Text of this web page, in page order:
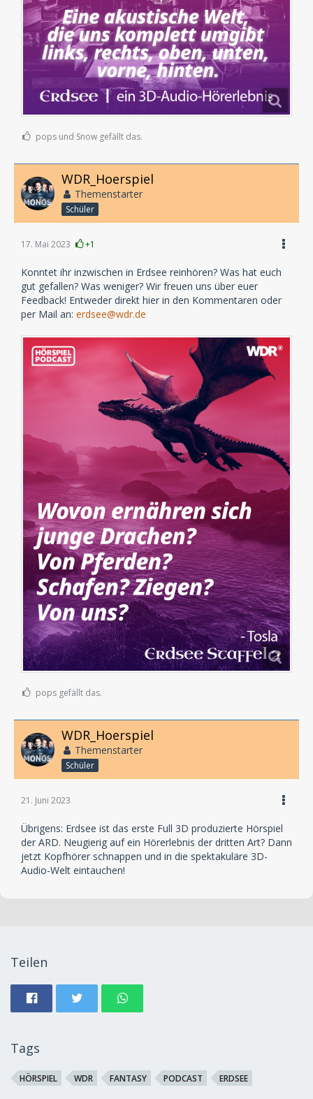
pops und Snow gefällt das.
WDR_Hoerspiel
Themenstarter
Schüler
17. Mai 2023 +1
Konntet ihr inzwischen in Erdsee reinhören? Was hat euch
gut gefallen? Was weniger? Wir freuen uns über euer
Feedback! Entweder direkt hier in den Kommentaren oder
per Mail an: erdsee@wdr.de
pops gefällt das.
WDR_Hoerspiel
Themenstarter
Schüler
21. Juni 2023
Übrigens: Erdsee ist das erste Full 3D produzierte Hörspiel
der ARD. Neugierig auf ein Hörerlebnis der dritten Art? Dann
jetzt Kopfhörer schnappen und in die spektakuläre 3D-
Audio-Welt eintauchen!
Teilen
Tags
HÖRSPIEL WDR FANTASY PODCAST ERDSEE